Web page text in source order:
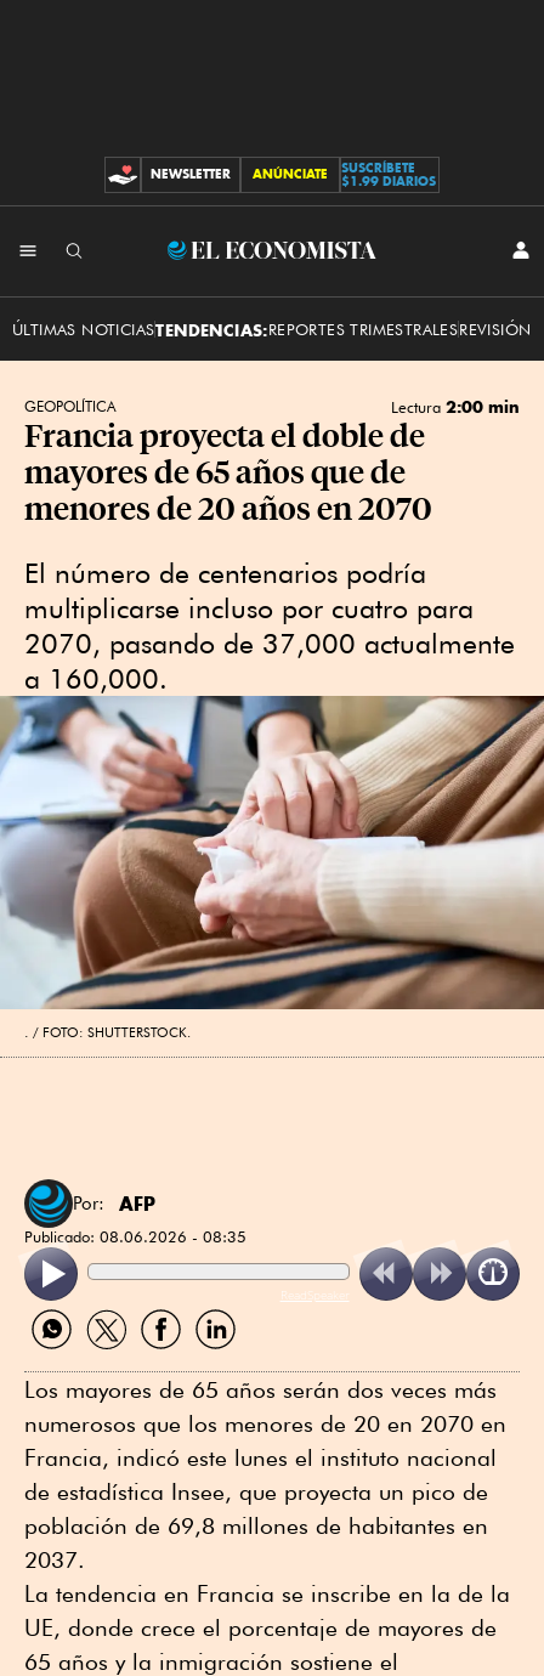
CONTRIBUCIONES
NEWSLETTER ANÚNCIATE
SUSCRÍBETE
$1.99 DIARIOS
El
ÚLTIMAS NOTICIASTENDENCIAS:REPORTES TRIMESTRALESREVISIÓN
GEOPOLÍTICA Lectura 2:00 min
Francia proyecta el doble de
mayores de 65 años que de
menores de 20 años en 2070
El número de centenarios podría
multiplicarse incluso por cuatro para
2070, pasando de 37,000 actualmente
a 160,000.
FOTO: SHUTTERSTOCK.
Por: AFP
Publicado: 08.06.2026 - 08:35
ReadSpeaker
Compartir
por
Compartir
por
Compartir
por
Compartir
por
Los mayores de 65 años serán dos veces más
numerosos que los menores de 20 en 2070 en
Francia, indicó este lunes el instituto nacional
de estadística Insee, que proyecta un pico de
población de 69,8 millones de habitantes en
2037.
La tendencia en Francia se inscribe en la de la
UE, donde crece el porcentaje de mayores de
65 años y la inmigración sostiene el